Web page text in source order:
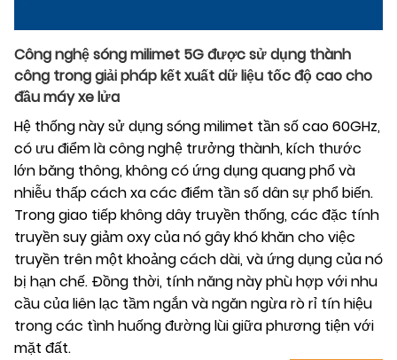
Công nghệ sóng milimet 5G được sử dụng thành
công trong giải pháp kết xuất dữ liệu tốc độ cao cho
đầu máy xe lửa
Hệ thống này sử dụng sóng milimet tần số cao 60GHz,
có ưu điểm là công nghệ trưởng thành, kích thước
lớn băng thông, không có ứng dụng quang phổ và
nhiễu thấp cách xa các điểm tần số dân sự phổ biến.
Trong giao tiếp không dây truyền thống, các đặc tính
truyền suy giảm oxy của nó gây khó khăn cho việc
truyền trên một khoảng cách dài, và ứng dụng của nó
bị hạn chế. Đồng thời, tính năng này phù hợp với nhu
cầu của liên lạc tầm ngắn và ngăn ngừa rò rỉ tín hiệu
trong các tình huống đường lùi giữa phương tiện với
mặt đất.